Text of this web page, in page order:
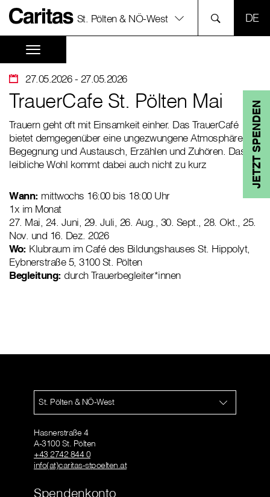
St. Pölten & NÖ-West
JETZT SPENDEN
27.05.2026- 27.05.2026
TrauerCafe St. Pölten Mai
Trauern geht oft mit Einsamkeit einher. Das TrauerCafé
bietet demgegenüber eine ungezwungene Atmosphäre für
Begegnung und Austausch, Erzählen und Zuhören. Das
leibliche Wohl kommt dabei auch nicht zu kurz
Wann: mittwochs 16:00 bis 18:00 Uhr
1x im Monat
27. Mai, 24. Juni, 29. Juli, 26. Aug., 30. Sept., 28. Okt., 25.
Nov. und 16. Dez. 2026
Wo: Klubraum im Café des Bildungshauses St. Hippolyt,
Eybnerstraße 5, 3100 St. Pölten
Begleitung: durch Trauerbegleiter*innen
St. Pölten & NÖ-West
Hasnerstraße 4
A-3100 St. Pölten
+43 2742 844 0
info(at)caritas-stpoelten.at
Spendenkonto